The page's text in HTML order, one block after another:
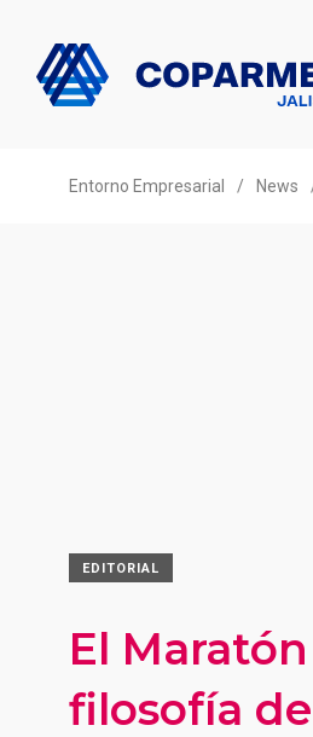
Entorno Empresarial / News
EDITORIAL
El
filosofía